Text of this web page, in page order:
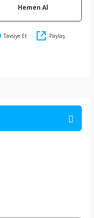
Hemen Al
Tavsiye Et Paylaş